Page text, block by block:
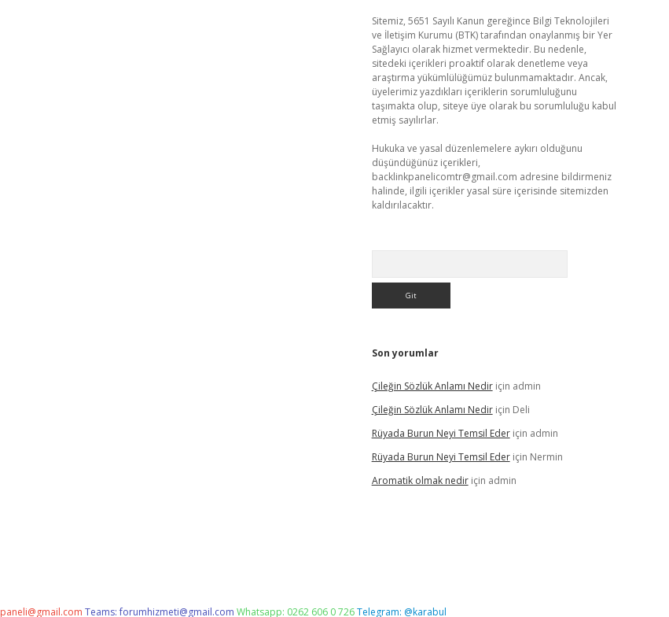
Sitemiz, 5651 Sayılı Kanun gereğince Bilgi Teknolojileri
ve İletişim Kurumu (BTK) tarafından onaylanmış bir Yer
Sağlayıcı olarak hizmet vermektedir. Bu nedenle,
sitedeki içerikleri proaktif olarak denetleme veya
araştırma yükümlülüğümüz bulunmamaktadır. Ancak,
üyelerimiz yazdıkları içeriklerin sorumluluğunu
taşımakta olup, siteye üye olarak bu sorumluluğu kabul
etmiş sayılırlar.
Hukuka ve yasal düzenlemelere aykırı olduğunu
düşündüğünüz içerikleri,
backlinkpanelicomtr@gmail.com adresine bildirmeniz
halinde, ilgili içerikler yasal süre içerisinde sitemizden
kaldırılacaktır.
Son yorumlar
Çileğin Sözlük Anlamı Nediriçin admin
Çileğin Sözlük Anlamı Nediriçin Deli
Rüyada Burun Neyi Temsil Ederiçin admin
Rüyada Burun Neyi Temsil Ederiçin Nermin
Aromatik olmak nediriçin admin
Teams:forumhizmeti@gmail.com Whatsapp: 0262 606 0 726Telegram: @karabul